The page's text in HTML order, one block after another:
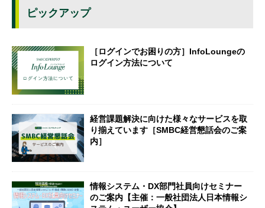
ピックアップ
［ログインでお困りの方］InfoLoungeの
ログイン方法について
経営課題解決に向けた様々なサービスを取
り揃えています［SMBC経営懇話会のご案
内］
情報システム・DX部門社員向けセミナー
のご案内【主催：一般社団法人日本情報シ